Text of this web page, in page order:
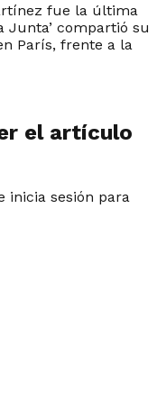
fue la última
Junta’ compartió su
París, frente a la
el artículo
inicia sesión para